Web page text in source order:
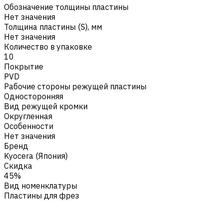
Обозначение толщины пластины
Нет значения
Толщина пластины (S), мм
Нет значения
Количество в упаковке
10
Покрытие
PVD
Рабочие стороны режущей пластины
Односторонняя
Вид режущей кромки
Округленная
Особенности
Нет значения
Бренд
Kyocera (Япония)
Скидка
45%
Вид номенклатуры
Пластины для фрез